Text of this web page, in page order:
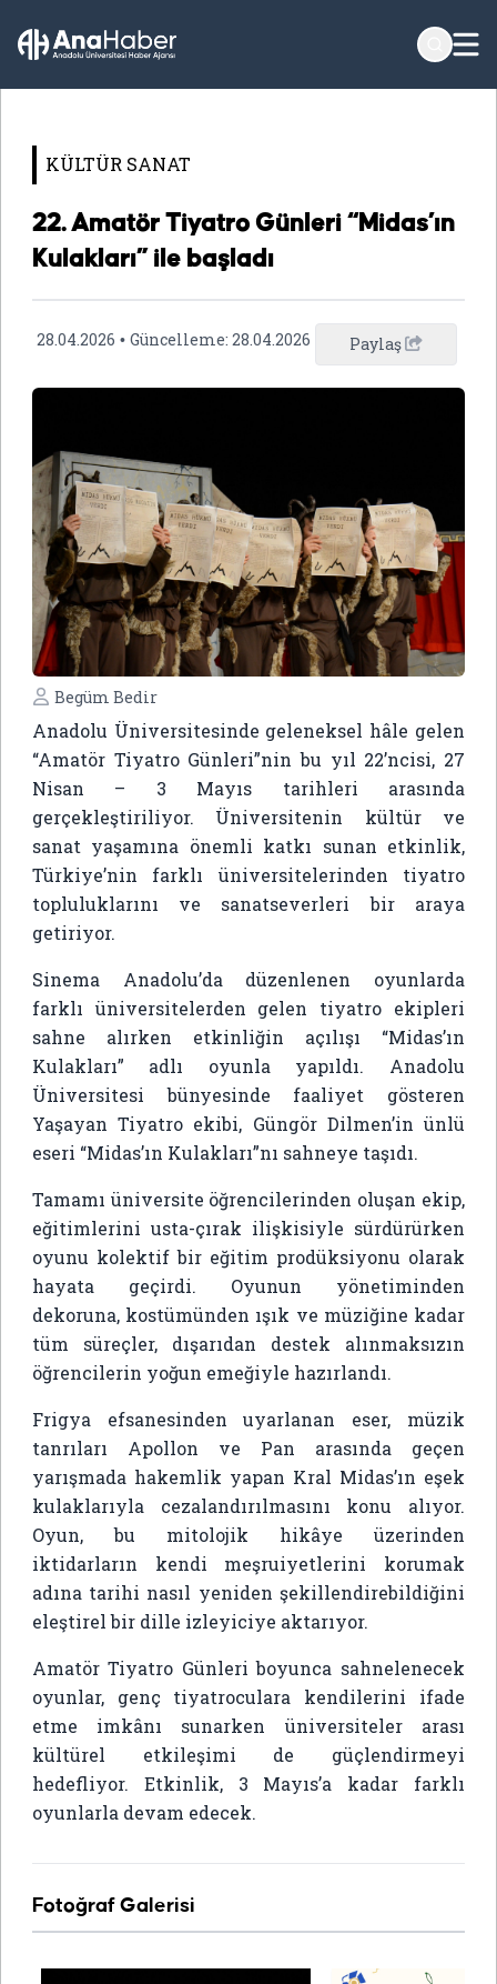
KÜLTÜR SANAT
22. Amatör Tiyatro Günleri “Midas’ın
Kulakları” ile başladı
28.04.2026 • Güncelleme: 28.04.2026 Paylaş
Begüm Bedir
Anadolu Üniversitesinde geleneksel hâle gelen
“Amatör Tiyatro Günleri”nin bu yıl 22’ncisi, 27
Nisan – 3 Mayıs tarihleri arasında
gerçekleştiriliyor. Üniversitenin kültür ve
sanat yaşamına önemli katkı sunan etkinlik,
Türkiye’nin farklı üniversitelerinden tiyatro
topluluklarını ve sanatseverleri bir araya
getiriyor.
Sinema Anadolu’da düzenlenen oyunlarda
farklı üniversitelerden gelen tiyatro ekipleri
sahne alırken etkinliğin açılışı “Midas’ın
Kulakları” adlı oyunla yapıldı. Anadolu
Üniversitesi bünyesinde faaliyet gösteren
Yaşayan Tiyatro ekibi, Güngör Dilmen’in ünlü
eseri “Midas’ın Kulakları”nı sahneye taşıdı.
Tamamı üniversite öğrencilerinden oluşan ekip,
eğitimlerini usta-çırak ilişkisiyle sürdürürken
oyunu kolektif bir eğitim prodüksiyonu olarak
hayata geçirdi. Oyunun yönetiminden
dekoruna, kostümünden ışık ve müziğine kadar
tüm süreçler, dışarıdan destek alınmaksızın
öğrencilerin yoğun emeğiyle hazırlandı.
Frigya efsanesinden uyarlanan eser, müzik
tanrıları Apollon ve Pan arasında geçen
yarışmada hakemlik yapan Kral Midas’ın eşek
kulaklarıyla cezalandırılmasını konu alıyor.
Oyun, bu mitolojik hikâye üzerinden
iktidarların kendi meşruiyetlerini korumak
adına tarihi nasıl yeniden şekillendirebildiğini
eleştirel bir dille izleyiciye aktarıyor.
Amatör Tiyatro Günleri boyunca sahnelenecek
oyunlar, genç tiyatroculara kendilerini ifade
etme imkânı sunarken üniversiteler arası
kültürel etkileşimi de güçlendirmeyi
hedefliyor. Etkinlik, 3 Mayıs’a kadar farklı
oyunlarla devam edecek.
Fotoğraf Galerisi